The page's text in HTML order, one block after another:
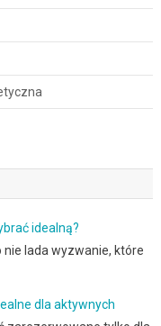
idealną?
nie lada wyzwanie, które
dla aktywnych